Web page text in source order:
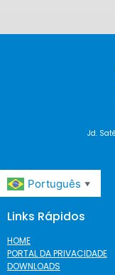
Jd.
Português ▼
Links Rápidos
HOME
PORTAL DA PRIVACIDADE
DOWNLOADS